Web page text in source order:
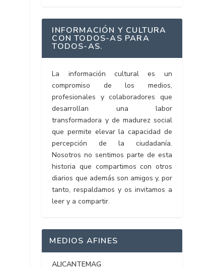
INFORMACIÓN Y CULTURA
CON TODOS-AS PARA
TODOS-AS.
La información cultural es un
compromiso de los medios,
profesionales y colaboradores que
desarrollan una labor
transformadora y de madurez social
que permite elevar la capacidad de
percepción de la ciudadanía.
Nosotros no sentimos parte de esta
historia que compartimos con otros
diarios que además son amigos y, por
tanto, respaldamos y os invitamos a
leer y a compartir.
MEDIOS AFINES
ALICANTEMAG